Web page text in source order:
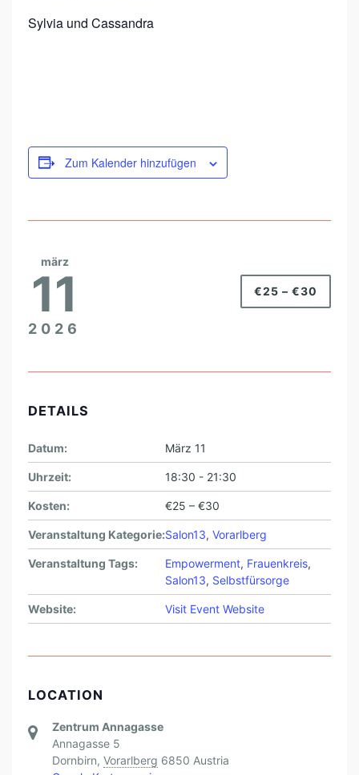
H
Sylvia und Cassandra
Zum Kalender hinzufügen
märz
11
2026
€25 – €30
DETAILS
Datum: März 11
Uhrzeit: 18:30 - 21:30
Kosten: €25 – €30
Veranstaltung Kategorie:Salon13, Vorarlberg
Veranstaltung Tags: Empowerment, Frauenkreis,
Salon13, Selbstfürsorge
Website: Visit Event Website
LOCATION
Zentrum Annagasse
Annagasse 5
Dornbirn, Vorarlberg 6850 Austria